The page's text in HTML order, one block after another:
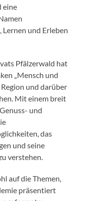
eine
Lernen und Erleben
Pfälzerwald hat
„Mensch und
und darüber
Mit einem breit
und
das
und seine
verstehen.
auf die Themen,
präsentiert